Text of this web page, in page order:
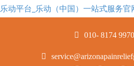
乐动平台_乐动（中国）一站式服务官
010- 8174 9970